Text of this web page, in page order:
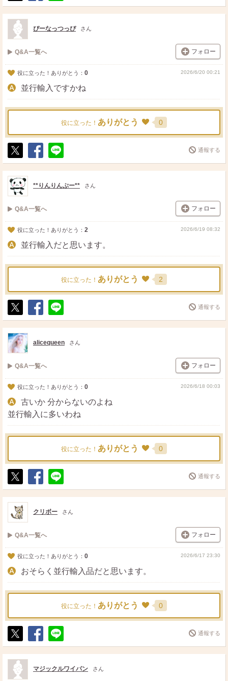
ポ
ス
ト
シ
ェ
送
る
ぴーなっつっぴ さん
Q&A一覧へ フォロー
役に立った！ありがとう： 0 2026/6/20 00:21
並行輸入ですかね
役に立った！ ありがとう 0
ポ
ス
ト
シ
ェ
送
る
通報する
**りんりんぷー** さん
Q&A一覧へ フォロー
役に立った！ありがとう： 2 2026/6/19 08:32
並行輸入だと思います。
役に立った！ ありがとう 2
ポ
ス
ト
シ
ェ
送
る
通報する
alicequeen さん
Q&A一覧へ フォロー
役に立った！ありがとう： 0 2026/6/18 00:03
古いか 分からないのよね
並行輸入に多いわね
役に立った！ ありがとう 0
ポ
ス
ト
シ
ェ
送
る
通報する
クリボー さん
Q&A一覧へ フォロー
役に立った！ありがとう： 0 2026/6/17 23:30
おそらく並行輸入品だと思います。
役に立った！ ありがとう 0
ポ
ス
ト
シ
ェ
送
る
通報する
マジックルワイパン さん